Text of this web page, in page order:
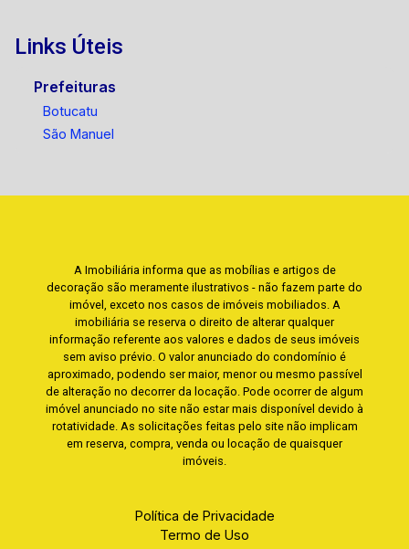
Links Úteis
Prefeituras
Botucatu
São Manuel
A Imobiliária informa que as mobílias e artigos de
decoração são meramente ilustrativos - não fazem parte do
imóvel, exceto nos casos de imóveis mobiliados. A
imobiliária se reserva o direito de alterar qualquer
informação referente aos valores e dados de seus imóveis
sem aviso prévio. O valor anunciado do condomínio é
aproximado, podendo ser maior, menor ou mesmo passível
de alteração no decorrer da locação. Pode ocorrer de algum
imóvel anunciado no site não estar mais disponível devido à
rotatividade. As solicitações feitas pelo site não implicam
em reserva, compra, venda ou locação de quaisquer
imóveis.
Política de Privacidade
Termo de Uso